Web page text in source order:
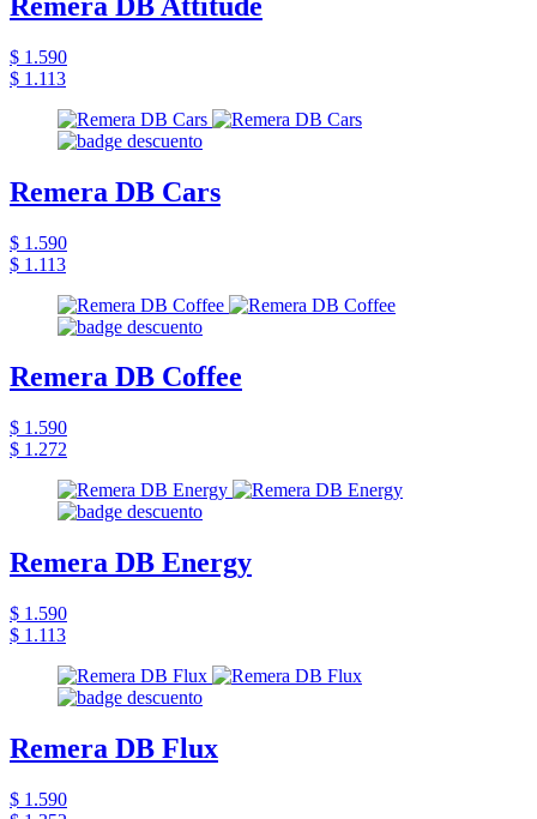
$ 1.590
$ 1.113
Remera DB Cars
$ 1.590
$ 1.113
Remera DB Coffee
$ 1.590
$ 1.272
Remera DB Energy
$ 1.590
$ 1.113
Remera DB Flux
$ 1.590